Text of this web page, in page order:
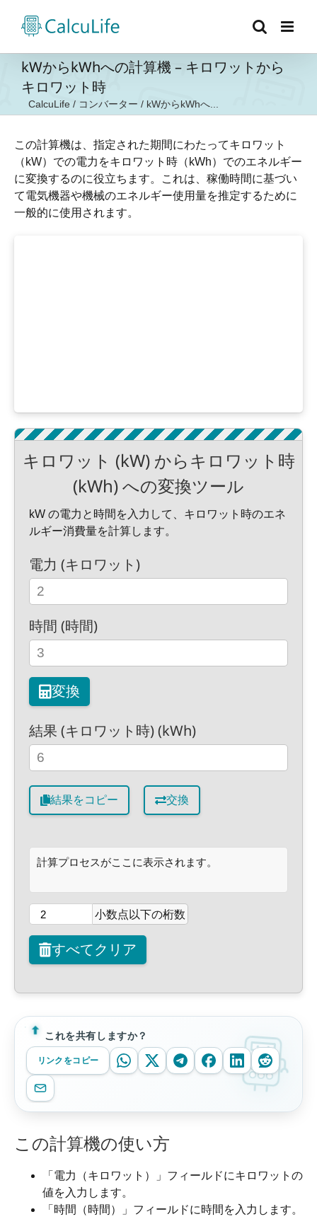
kWからkWhへの計算機 – キロワットから
キロワット時
CalcuLife / コンバーター / kWからkWhへ...
この計算機は、指定された期間にわたってキロワット
（kW）での電力をキロワット時（kWh）でのエネルギー
に変換するのに役立ちます。これは、稼働時間に基づい
て電気機器や機械のエネルギー使用量を推定するために
一般的に使用されます。
キロワット (kW) からキロワット時
(kWh) への変換ツール
kW の電力と時間を入力して、キロワット時のエネ
ルギー消費量を計算します。
電力 (キロワット)
時間 (時間)
変換
結果 (キロワット時) (kWh)
結果をコピー 交換
計算プロセスがここに表示されます。
小数点以下の桁数
すべてクリア
これを共有しますか？
リンクをコピー
この計算機の使い方
「電力（キロワット）」フィールドにキロワットの
値を入力します。
「時間（時間）」フィールドに時間を入力します。